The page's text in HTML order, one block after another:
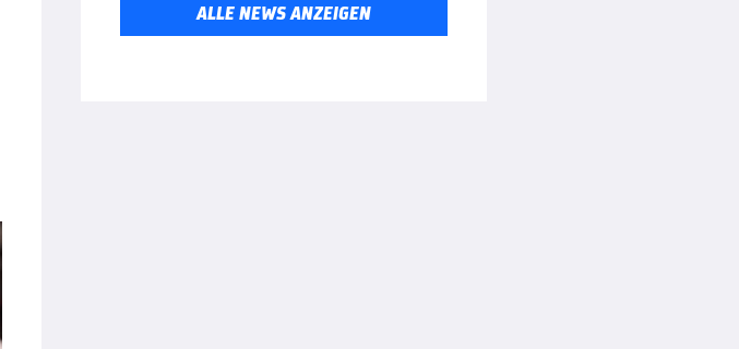
ALLE NEWS ANZEIGEN